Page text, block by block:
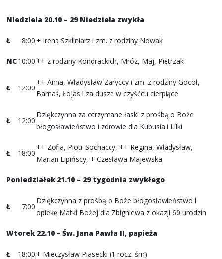
Niedziela 20.10 – 29 Niedziela zwykła
Ł 8:00 + Irena Szkliniarz i zm. z rodziny Nowak
NC10:00 ++ z rodziny Kondrackich, Mróz, Maj, Pietrzak
Ł 12:00
++ Anna, Władysław Zaryccy i zm. z rodziny Gocoł,
Barnaś, Łojas i za dusze w czyśćcu cierpiące
Ł 12:00
Dziękczynna za otrzymane łaski z prośbą o Boże
błogosławieństwo i zdrowie dla Kubusia i Lilki
Ł 18:00
++ Zofia, Piotr Sochaccy, ++ Regina, Władysław,
Marian Lipińscy, + Czesława Majewska
Poniedziałek 21.10 – 29 tygodnia zwykłego
Ł 7:00
Dziękczynna z prośbą o Boże błogosławieństwo i
opiekę Matki Bożej dla Zbigniewa z okazji 60 urodzin
Wtorek 22.10 – Św. Jana Pawła II, papieża
Ł 18:00 + Mieczysław Piasecki (1 rocz. śm)